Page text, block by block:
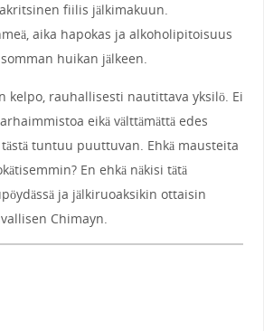
fiilis jälkimakuun.
aika hapokas ja alkoholipitoisuus
huikan jälkeen.
kelpo, rauhallisesti nautittava yksilö. Ei
eikä välttämättä edes
tuntuu puuttuvan. Ehkä mausteita
En ehkä näkisi tätä
ja jälkiruoaksikin ottaisin
Chimayn.